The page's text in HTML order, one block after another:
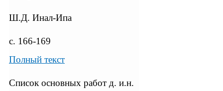
Ш.Д. Инал-Ипа
с. 166-169
Полный текст
Список основных работ д. и.н.